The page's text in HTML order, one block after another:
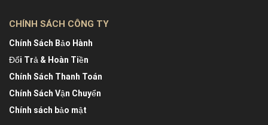
CHÍNH SÁCH CÔNG TY
Chính Sách Bảo Hành
Đổi Trả & Hoàn Tiền
Chính Sách Thanh Toán
Chính Sách Vận Chuyển
Chính sách bảo mật